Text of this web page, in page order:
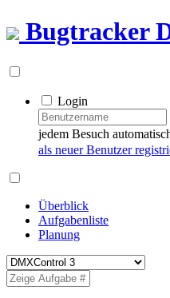
Bugtracker
Login
jedem Besuch
als neuer Benutzer
Überblick
Aufgabenliste
Planung